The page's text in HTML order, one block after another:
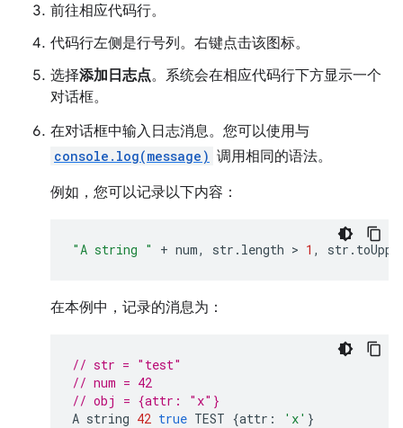
前往相应代码行。
代码行左侧是行号列。右键点击该图标。
选择添加日志点。系统会在相应代码行下方显示一个
对话框。
在对话框中输入日志消息。您可以使用与
console.log(message) 调用相同的语法。
例如，您可以记录以下内容：
"A string " + num, str . length > 1 , str .
在本例中，记录的消息为：
// str = "test"
// num = 42
// obj = {attr: "x"}
A string 42 true TEST {attr : 'x' }